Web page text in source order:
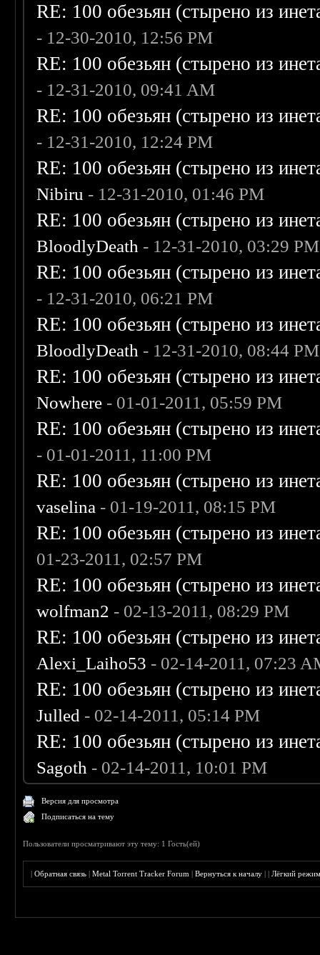
RE: 100 обезьян (стырено из
- 12-30-2010, 12:56 PM
RE: 100 обезьян (стырено из
- 12-31-2010, 09:41 AM
RE: 100 обезьян (стырено из
- 12-31-2010, 12:24 PM
RE: 100 обезьян (стырено из
Nibiru - 12-31-2010, 01:46 PM
RE: 100 обезьян (стырено из
BloodlyDeath - 12-31-2010, 03:29 PM
RE: 100 обезьян (стырено из
- 12-31-2010, 06:21 PM
RE: 100 обезьян (стырено из
BloodlyDeath - 12-31-2010, 08:44 PM
RE: 100 обезьян (стырено из
Nowhere - 01-01-2011, 05:59 PM
RE: 100 обезьян (стырено из
- 01-01-2011, 11:00 PM
RE: 100 обезьян (стырено из
vaselina - 01-19-2011, 08:15 PM
RE: 100 обезьян (стырено из
01-23-2011, 02:57 PM
RE: 100 обезьян (стырено из
wolfman2 - 02-13-2011, 08:29 PM
RE: 100 обезьян (стырено из
Alexi_Laiho53 - 02-14-2011, 07:23
RE: 100 обезьян (стырено из
Julled - 02-14-2011, 05:14 PM
RE: 100 обезьян (стырено из
Sagoth - 02-14-2011, 10:01 PM
Версия для просмотра
Подписаться на тему
Пользователи просматривают эту тему: 1 Гость(ей)
|Обратная связь |Metal Torrent Tracker Forum |Вернуться к началу ||Лёгкий